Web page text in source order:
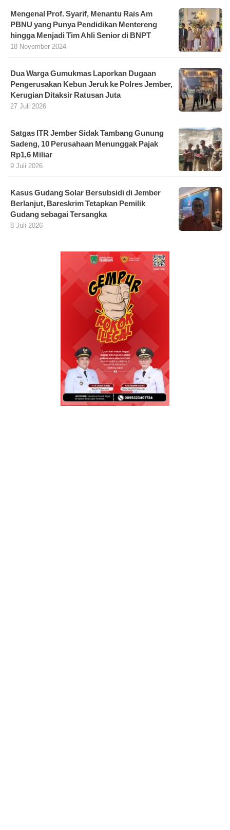
Mengenal Prof. Syarif, Menantu Rais Am
PBNU yang Punya Pendidikan Mentereng
hingga Menjadi Tim Ahli Senior di BNPT
18 November 2024
Dua Warga Gumukmas Laporkan Dugaan
Pengerusakan Kebun Jeruk ke Polres Jember,
Kerugian Ditaksir Ratusan Juta
27 Juli 2026
Satgas ITR Jember Sidak Tambang Gunung
Sadeng, 10 Perusahaan Menunggak Pajak
Rp1,6 Miliar
9 Juli 2026
Kasus Gudang Solar Bersubsidi di Jember
Berlanjut, Bareskrim Tetapkan Pemilik
Gudang sebagai Tersangka
8 Juli 2026